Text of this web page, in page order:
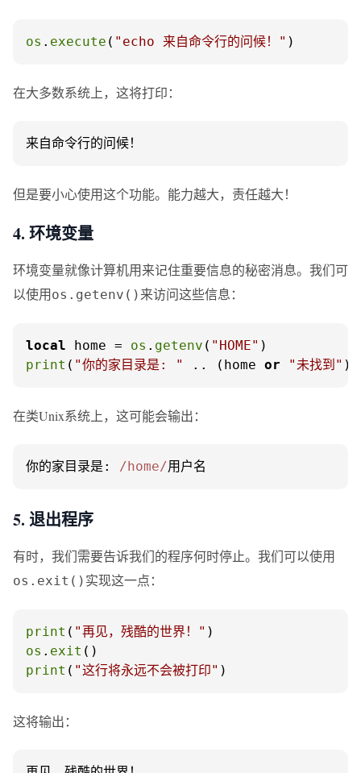
os . execute ( "echo 来自命令行的问候！" )
在大多数系统上，这将打印：
来自命令行的问候！
但是要小心使用这个功能。能力越大，责任越大！
4. 环境变量
环境变量就像计算机用来记住重要信息的秘密消息。我们可
以使用os.getenv() 来访问这些信息：
local home = os . getenv ( "HOME"
print ( "你的家目录是: " .. (home or "未找到" ))
在类Unix系统上，这可能会输出：
你的家目录是: /home/用户名
5. 退出程序
有时，我们需要告诉我们的程序何时停止。我们可以使用
os.exit() 实现这一点：
print ( "再见，残酷的世界！"
os . exit
print ( "这行将永远不会被打印" )
这将输出：